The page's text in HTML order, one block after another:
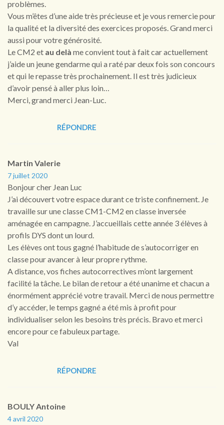
problèmes.
Vous m’êtes d’une aide très précieuse et je vous remercie pour
la qualité et la diversité des exercices proposés. Grand merci
aussi pour votre générosité.
Le CM2 et au delà me convient tout à fait car actuellement
j’aide un jeune gendarme qui a raté par deux fois son concours
et qui le repasse très prochainement. Il est très judicieux
d’avoir pensé à aller plus loin…
Merci, grand merci Jean-Luc.
RÉPONDRE
Martin Valerie
7 juillet 2020
Bonjour cher Jean Luc
J’ai découvert votre espace durant ce triste confinement. Je
travaille sur une classe CM1-CM2 en classe inversée
aménagée en campagne. J’accueillais cette année 3 élèves à
profils DYS dont un lourd.
Les élèves ont tous gagné l’habitude de s’autocorriger en
classe pour avancer à leur propre rythme.
A distance, vos fiches autocorrectives m’ont largement
facilité la tâche. Le bilan de retour a été unanime et chacun a
énormément apprécié votre travail. Merci de nous permettre
d’y accéder, le temps gagné a été mis à profit pour
individualiser selon les besoins très précis. Bravo et merci
encore pour ce fabuleux partage.
Val
RÉPONDRE
BOULY Antoine
4 avril 2020